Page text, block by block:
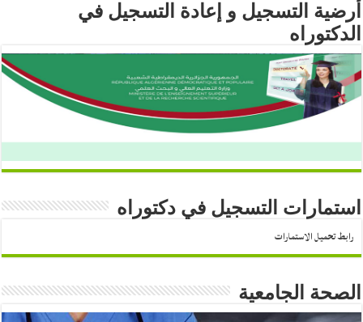
أرضية التسجيل و إعادة التسجيل في
الدكتوراه
استمارات التسجيل في دكتوراه
رابط تحميل الاستمارات
الصحة الجامعية